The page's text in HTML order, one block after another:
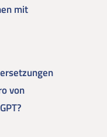
mit
von